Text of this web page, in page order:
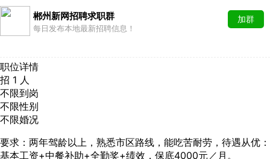
郴州新网招聘求职群
每日发布本地最新招聘信息！
加群
职位详情
招 1 人
不限到岗
不限性别
不限婚况
要求：两年驾龄以上，熟悉市区路线，能吃苦耐劳，待遇从优：
基本工资+中餐补助+全勤奖+绩效，保底4000元／月。